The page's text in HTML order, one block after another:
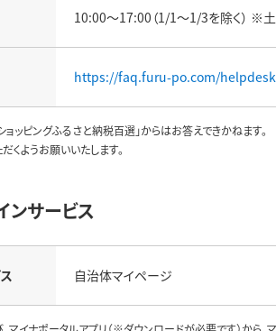
10:00～17:00（1/1～1/3を除く） ※
https://faq.furu-po.com/
ッピングふるさと納税百選」からはお答えできかねます。
ようお願いいたします。
ンサービス
自治体マイページ